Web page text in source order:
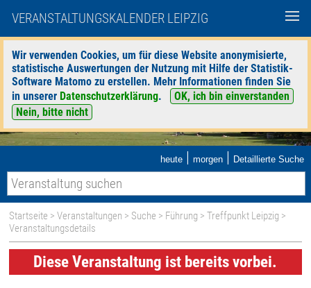
VERANSTALTUNGSKALENDER LEIPZIG
Wir verwenden Cookies, um für diese Website anonymisierte,
statistische Auswertungen der Nutzung mit Hilfe der Statistik-
Software Matomo zu erstellen. Mehr Informationen finden Sie
in unserer Datenschutzerklärung.
OK, ich bin einverstanden
Nein, bitte nicht
heute | morgen | Detaillierte Suche
Startseite >Veranstaltungen > Suche > Führung >Treffpunkt Leipzig >
Veranstaltungsdetails
Diese Veranstaltung ist bereits vorbei.